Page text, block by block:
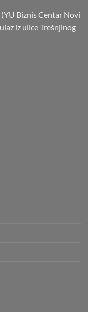
(YU Biznis Centar Novi
iz ulice Trešnjinog